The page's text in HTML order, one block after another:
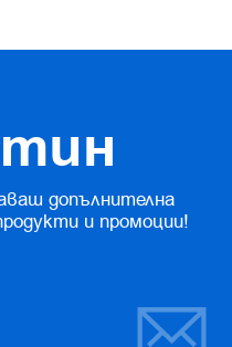
допълнителна
и промоции!